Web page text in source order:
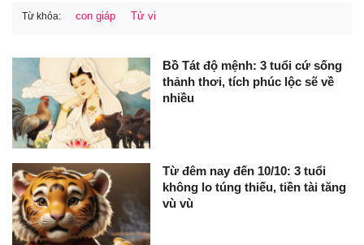
Từ khóa: con giáp Tử vi
Bồ Tát độ mệnh: 3 tuổi cứ sống
thảnh thơi, tích phúc lộc sẽ về
nhiều
Từ đêm nay đến 10/10: 3 tuổi
không lo túng thiếu, tiền tài tăng
vù vù